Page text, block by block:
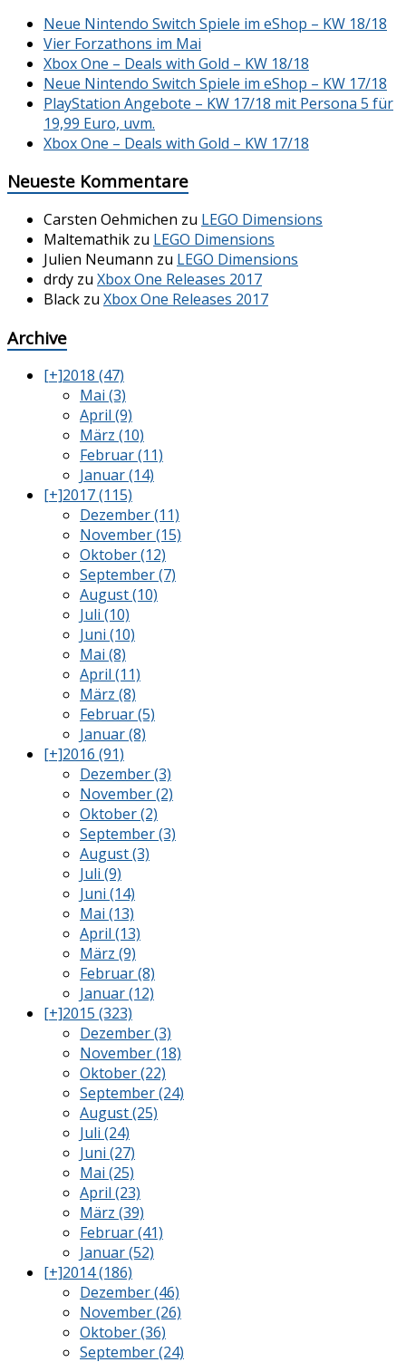
Neue Nintendo Switch Spiele im eShop – KW 18/18
Vier Forzathons im Mai
Xbox One – Deals with Gold – KW 18/18
Neue Nintendo Switch Spiele im eShop – KW 17/18
PlayStation Angebote – KW 17/18 mit Persona 5 für
19,99 Euro, uvm.
Xbox One – Deals with Gold – KW 17/18
Neueste Kommentare
Carsten Oehmichen zu LEGO Dimensions
Maltemathik zu LEGO Dimensions
Julien Neumann zu LEGO Dimensions
drdy zu Xbox One Releases 2017
Black zu Xbox One Releases 2017
Archive
[+]2018 (47)
Mai (3)
April (9)
März (10)
Februar (11)
Januar (14)
[+]2017 (115)
Dezember (11)
November (15)
Oktober (12)
September (7)
August (10)
Juli (10)
Juni (10)
Mai (8)
April (11)
März (8)
Februar (5)
Januar (8)
[+]2016 (91)
Dezember (3)
November (2)
Oktober (2)
September (3)
August (3)
Juli (9)
Juni (14)
Mai (13)
April (13)
März (9)
Februar (8)
Januar (12)
[+]2015 (323)
Dezember (3)
November (18)
Oktober (22)
September (24)
August (25)
Juli (24)
Juni (27)
Mai (25)
April (23)
März (39)
Februar (41)
Januar (52)
[+]2014 (186)
Dezember (46)
November (26)
Oktober (36)
September (24)